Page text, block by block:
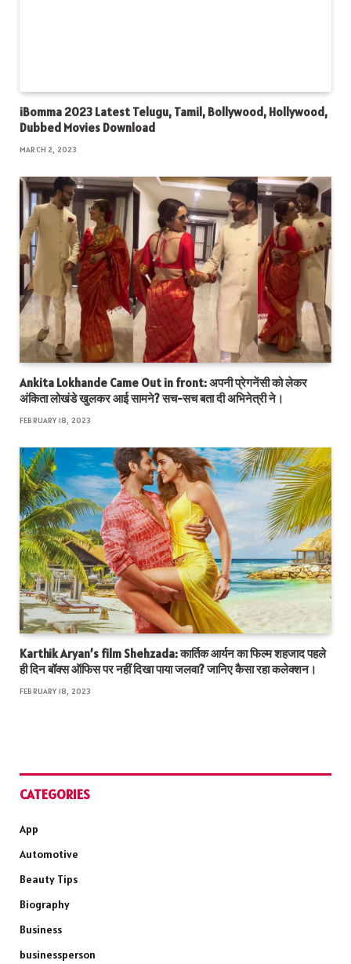
iBomma 2023 Latest Telugu, Tamil, Bollywood, Hollywood,
Dubbed Movies Download
MARCH 2, 2023
Ankita Lokhande Came Out in front: अपनी प्रेगनेंसी को लेकर
अंकिता लोखंडे खुलकर आई सामने? सच-सच बता दी अभिनेत्री ने।
FEBRUARY 18, 2023
Karthik Aryan’s film Shehzada: कार्तिक आर्यन का फिल्म शहजाद पहले
ही दिन बॉक्स ऑफिस पर नहीं दिखा पाया जलवा? जानिए कैसा रहा कलेक्शन।
FEBRUARY 18, 2023
CATEGORIES
App
Automotive
Beauty Tips
Biography
Business
businessperson